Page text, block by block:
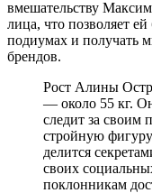
вмешательству
лица, что позволяет
подиумах и получать
брендов.
Рост Алины
— около 55 кг.
следит за своим
стройную
делится
своих
поклонникам